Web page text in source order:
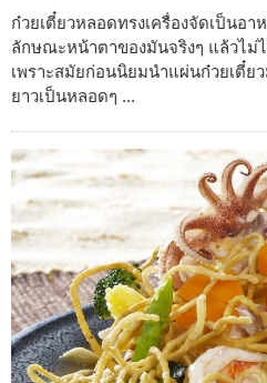
ก๋วยเตี๋ยวหลอดทรงเครื่องจัดเป็นอา
ลักษณะหน้าตาของมันจริงๆ แล้วไม่
เพราะสมัยก่อนนิยมนำแผ่นก๋วยเตี๋ย
ยาวเป็นหลอดๆ ...